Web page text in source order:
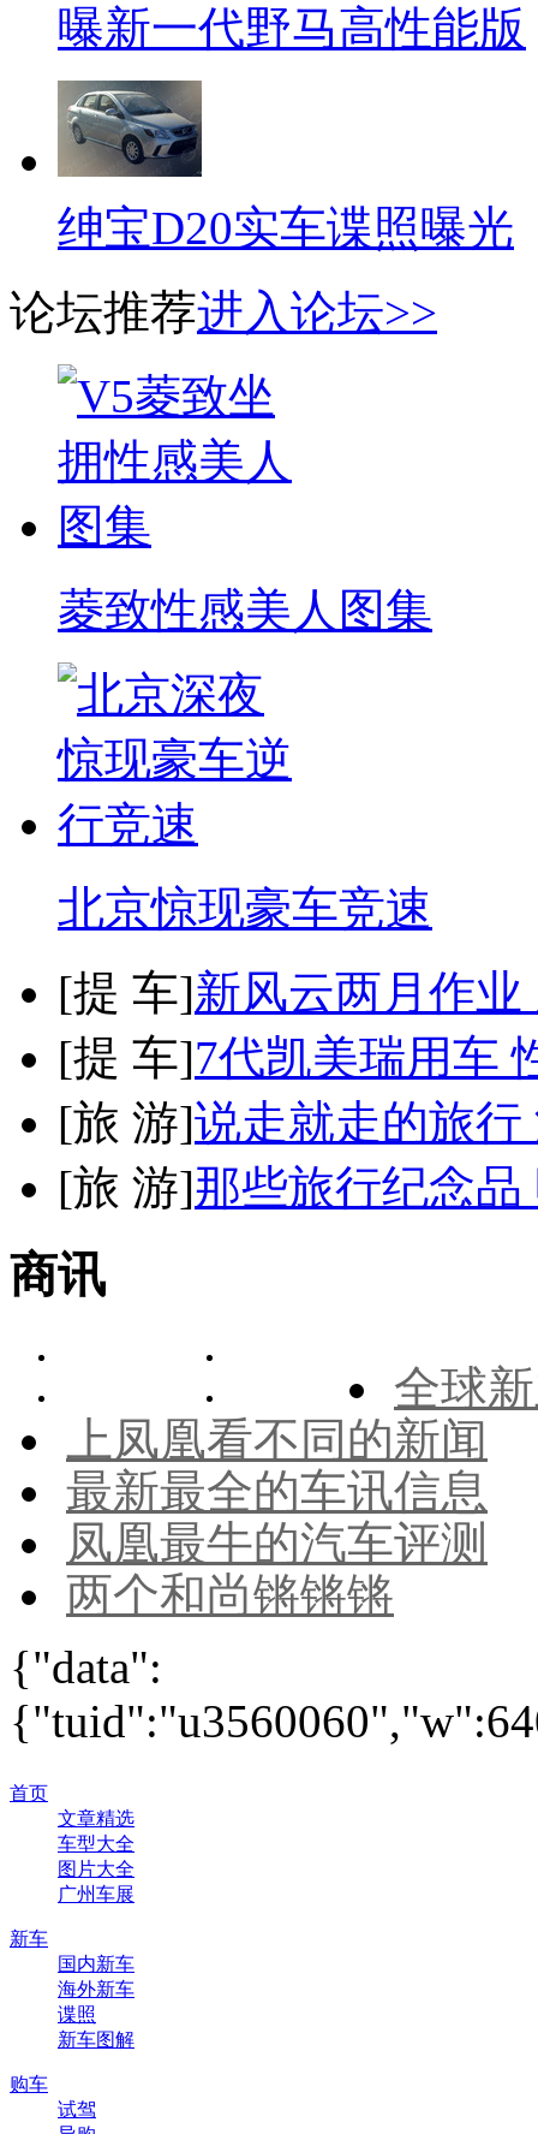
曝新一代野马高性能版
绅宝D20实车谍照曝光
论坛推荐进入论坛>>
菱致性感美人图集
北京惊现豪车竞速
[提 车]新风云两月作
[提 车]7代凯美瑞用车
[旅 游]说走就走的旅
[旅 游]那些旅行纪念
商讯
全球
上凤凰看不同的新闻
最新最全的车讯信息
凤凰最牛的汽车评测
两个和尚锵锵锵
{"data":
首页
文章精选
车型大全
图片大全
广州车展
新车
国内新车
海外新车
谍照
新车图解
购车
试驾